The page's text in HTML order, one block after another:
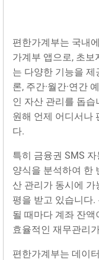
편한가계부는 국내
가계부 앱으로, 초보
는 다양한 기능을 제
론, 주간·월간·연간
인 자산 관리를 돕
원해 언제 어디서나
다.
특히 금융권 SMS
양식을 분석하여 한
산 관리가 동시에
평을 받고 있습니다
될 때마다 계좌 잔
효율적인 재무관리
편한가계부는 데이